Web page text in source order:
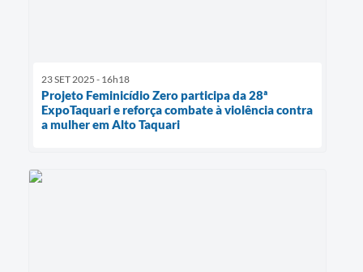
23 SET 2025 - 16h18
Projeto Feminicídio Zero participa da 28ª
ExpoTaquari e reforça combate à violência contra
a mulher em Alto Taquari